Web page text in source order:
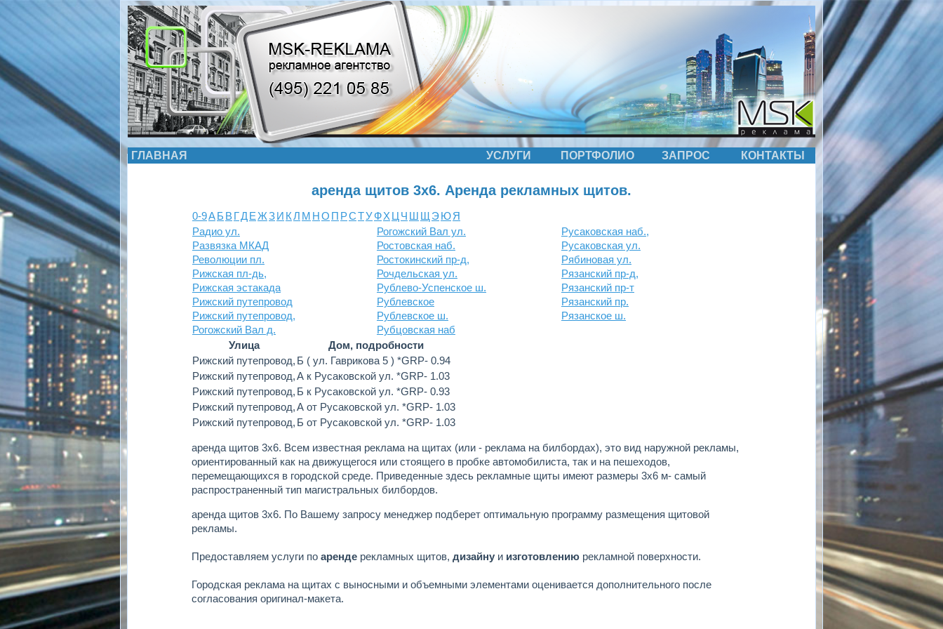
ГЛАВНАЯ УСЛУГИ ПОРТФОЛИО ЗАПРОС КОНТАКТЫ
аренда щитов 3х6. Аренда рекламных щитов.
0-9АБ ВГДЕЖЗИ КЛ М НО П РСТУФХ Ц Ч Ш Щ ЭЮЯ
Радио ул.
Развязка МКАД
Революции пл.
Рижская пл-дь,
Рижская эстакада
Рижский путепровод
Рижский путепровод,
Рогожский Вал д.
Рогожский Вал ул.
Ростовская наб.
Ростокинский пр-д,
Рочдельская ул.
Рублево-Успенское ш.
Рублевское
Рублевское ш.
Рубцовская наб
Русаковская наб.,
Русаковская ул.
Рябиновая ул.
Рязанский пр-д,
Рязанский пр-т
Рязанский пр.
Рязанское ш.
Улица
Дом, подробности
Рижский путепровод, Б ( ул. Гаврикова 5 ) *GRP- 0.94
Рижский путепровод,А к Русаковской ул. *GRP- 1.03
Рижский путепровод, Б к Русаковской ул. *GRP- 0.93
Рижский путепровод,А от Русаковской ул. *GRP- 1.03
Рижский путепровод, Б от Русаковской ул. *GRP- 1.03
аренда щитов 3х6. Всем известная реклама на щитах (или - реклама на билбордах), это вид наружной рекламы,
ориентированный как на движущегося или стоящего в пробке автомобилиста, так и на пешеходов,
перемещающихся в городской среде. Приведенные здесь рекламные щиты имеют размеры 3х6 м- самый
распространенный тип магистральных билбордов.
аренда щитов 3х6. По Вашему запросу менеджер подберет оптимальную программу размещения щитовой
рекламы.
Предоставляем услуги по аренде рекламных щитов, дизайну и изготовлению рекламной поверхности.
Городская реклама на щитах с выносными и объемными элементами оценивается дополнительного после
согласования оригинал-макета.